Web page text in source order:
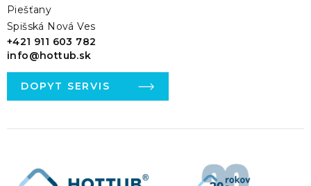
Piešťany
Spišská Nová Ves
+421 911 603 782
info@hottub.sk
DOPYT SERVIS